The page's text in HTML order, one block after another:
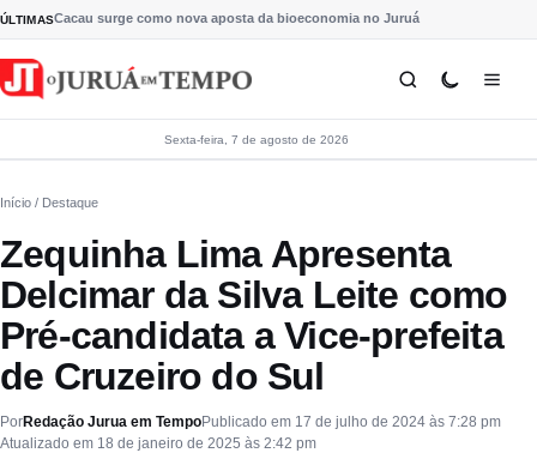
Pular para o conteúdo
ÚLTIMASCacau surge como nova aposta da bioeconomia no Juruá
Sexta-feira, 7 de agosto de 2026
Início / Destaque
Zequinha Lima Apresenta
Delcimar da Silva Leite como
Pré-candidata a Vice-prefeita
de Cruzeiro do Sul
PorRedação Jurua em TempoPublicado em 17 de julho de 2024 às 7:28 pm
Atualizado em 18 de janeiro de 2025 às 2:42 pm